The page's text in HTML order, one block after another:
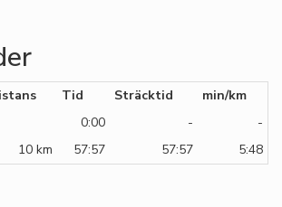
Tid Sträcktid
min/km
0:00 -
-
10 km 57:57 57:57 5:48